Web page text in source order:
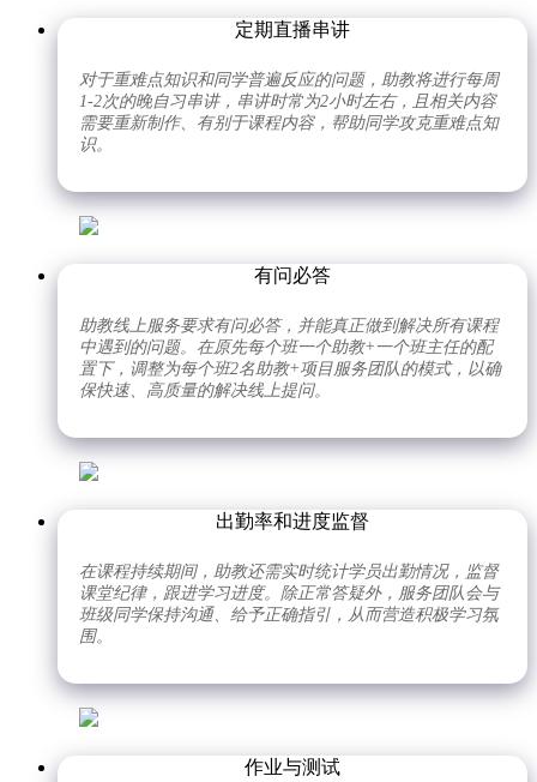
定期直播串讲
对于重难点知识和同学普遍反应的问题，助教将进行每周
1-2次的晚自习串讲，串讲时常为2小时左右，且相关内容
需要重新制作、有别于课程内容，帮助同学攻克重难点知
识。
有问必答
助教线上服务要求有问必答，并能真正做到解决所有课程
中遇到的问题。在原先每个班一个助教+一个班主任的配
置下，调整为每个班2名助教+项目服务团队的模式，以确
保快速、高质量的解决线上提问。
出勤率和进度监督
在课程持续期间，助教还需实时统计学员出勤情况，监督
课堂纪律，跟进学习进度。除正常答疑外，服务团队会与
班级同学保持沟通、给予正确指引，从而营造积极学习氛
围。
作业与测试